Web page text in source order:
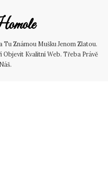
Tu Známou Mušku Jenom Zlatou.
Objevit Kvalitní Web. Třeba Právě